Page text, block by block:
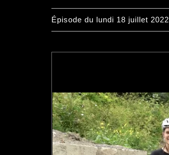
Épisode du lundi 18 juillet 2022